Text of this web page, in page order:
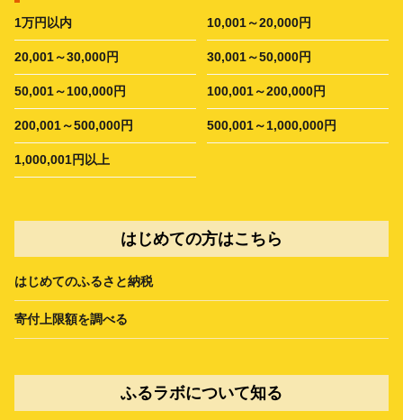
1万円以内 10,001～20,000円
20,001～30,000円 30,001～50,000円
50,001～100,000円 100,001～200,000円
200,001～500,000円 500,001～1,000,000円
1,000,001円以上
はじめての方はこちら
はじめてのふるさと納税
寄付上限額を調べる
ふるラボについて知る